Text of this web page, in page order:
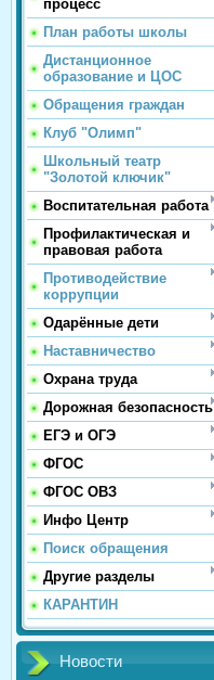
процесс
План работы школы
Дистанционное
образование и ЦОС
Обращения граждан
Клуб "Олимп"
Школьный театр
"Золотой ключик"
Воспитательная работа
Профилактическая и
правовая работа
Противодействие
коррупции
Одарённые дети
Наставничество
Охрана труда
Дорожная безопасность
ЕГЭ и ОГЭ
ФГОС
ФГОС ОВЗ
Инфо Центр
Поиск обращения
Другие разделы
КАРАНТИН
Новости